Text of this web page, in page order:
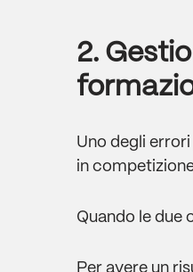
2.
Uno degli
in
Quando le due
Per avere un